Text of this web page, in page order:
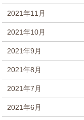
2021年11月
2021年10月
2021年9月
2021年8月
2021年7月
2021年6月